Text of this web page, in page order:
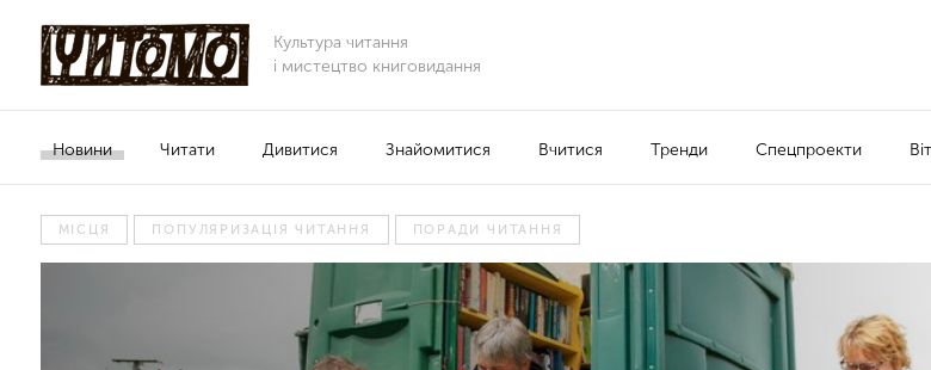
Культура читання
і мистецтво книговидання
Новини Читати Дивитися Знайомитися Вчитися Тренди Спецпроекти
МІСЦЯ ПОПУЛЯРИЗАЦІЯ ЧИТАННЯ ПОРАДИ ЧИТАННЯ